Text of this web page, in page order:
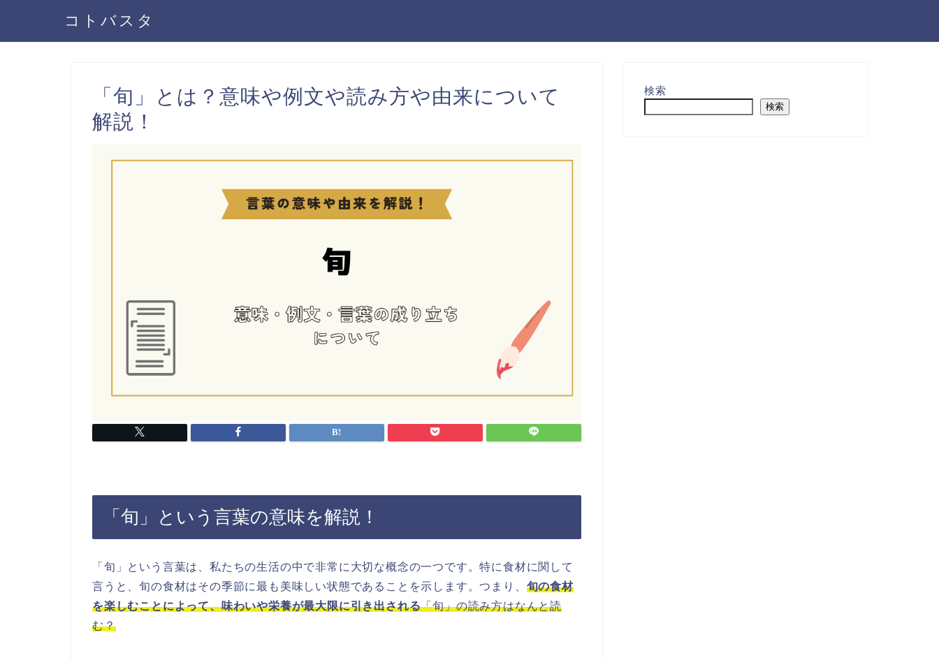
コトバスタ
「旬」とは？意味や例文や読み方や由来について
解説！
「旬」という言葉の意味を解説！
「旬」という言葉は、私たちの生活の中で非常に大切な概念の一つです。特に食材に関して
言うと、旬の食材はその季節に最も美味しい状態であることを示します。つまり、 旬の食材
を楽しむことによって、味わいや栄養が最大限に引き出される「旬」の読み方はなんと読
む？
検索
検索